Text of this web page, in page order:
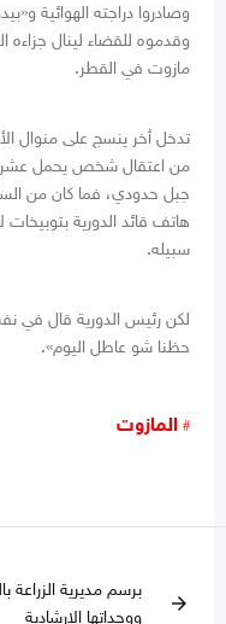
وصادروا دراجته الهوائية
وقدموه للقضاء لينال جزاءه
مازوت في القطر.
تدخل أخر ينسج على منوال
من اعتقال شخص يحمل
جبل حدودي، فما كان من
هاتف قائد الدورية بتوبيخات
سبيله.
لكن رئيس الدورية قال في
حظنا شو عاطل اليوم».
المازوت
arrow_forward
برسم مديرية الزراعة
ووحداتها الإرشادية